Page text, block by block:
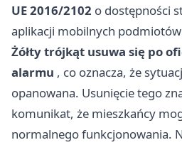
UE 2016/2102 o dostępności
aplikacji mobilnych
Żółty trójkąt usuwa się po
alarmu , co oznacza, że
opanowana. Usunięcie tego
komunikat, że mieszkańcy
normalnego funkcjonowania.